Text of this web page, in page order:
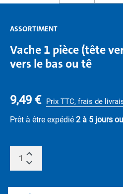
ASSORTIMENT
Vache 1 pièce (tête
vers le bas ou tê
9,49 € Prix TTC, frais de
Prêt à être expédié 2 à 5 jours